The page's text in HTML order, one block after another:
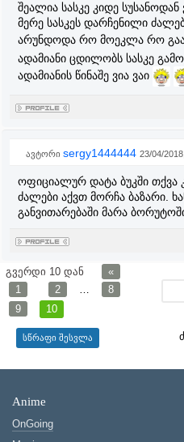
შეალია სასკე კიდე
მერე სასკეს დარჩენილი
არუნდოდა რო მოეკლა რო
ადამიანი ცდილობს სასკე
ადამიანის წინაშე ვია ვაი
ავტორი sergy1444444 23/04/
ოფიციალურ დატა ბუკში თქვა
ძალები აქვთ მორჩა ბაზარი.
განვითარებაში მარა
გვერდი 10 დან
«
1
2 …
8
9
10
Anime
OnGoing